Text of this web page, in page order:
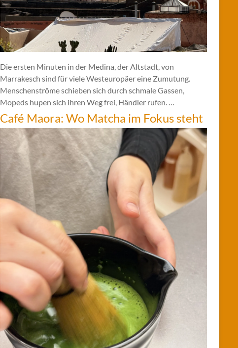
Die ersten Minuten in der Medina, der Altstadt, von
Marrakesch sind für viele Westeuropäer eine Zumutung.
Menschenströme schieben sich durch schmale Gassen,
Mopeds hupen sich ihren Weg frei, Händler rufen. …
Café Maora: Wo Matcha im Fokus steht